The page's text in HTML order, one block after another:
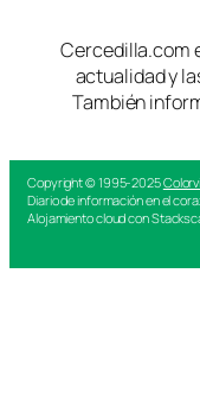
Cercedilla.com
actualidad y
También
Copyright © 1995-2025
Diario de información en el
Alojamiento cloud con